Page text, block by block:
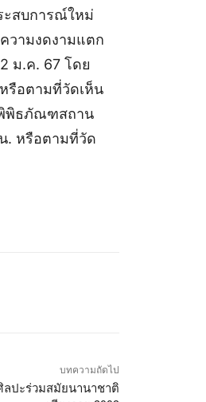
ะสบการณ์ใหม่
วามงดงามแตก
ม.ค. 67 โดย
รือตามที่วัดเห็น
พิพิธภัณฑสถาน
. หรือตามที่วัด
บทความถัดไป
ปะร่วมสมัยนานาชาติ